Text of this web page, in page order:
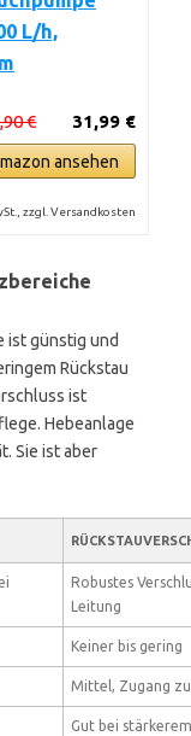
L/h,
31,99 €
€
ansehen
zzgl. Versandkosten
ist günstig und
Rückstau
ist
Hebeanlage
Sie ist aber
Robustes
Leitung
Keiner bis gering
Mittel, Zugang
Gut bei